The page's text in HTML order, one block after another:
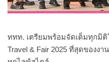
ททท. เตรียมพร้อมจัดเต็มทุกมิติ
Travel & Fair 2025 ที่สุดของง